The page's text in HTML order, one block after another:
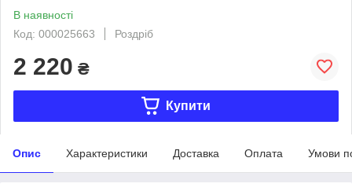
В наявності
Код: 000025663
Роздріб
2 220 ₴
Купити
Опис Характеристики Доставка Оплата Умови